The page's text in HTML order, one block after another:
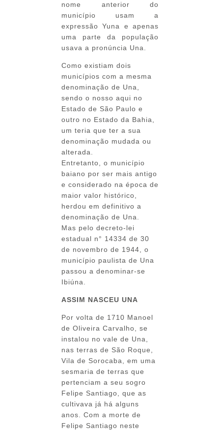
nome anterior do
município usam a
expressão Yuna e apenas
uma parte da população
usava a pronúncia Una.
Como existiam dois
municípios com a mesma
denominação de Una,
sendo o nosso aqui no
Estado de São Paulo e
outro no Estado da Bahia,
um teria que ter a sua
denominação mudada ou
alterada.
Entretanto, o município
baiano por ser mais antigo
e considerado na época de
maior valor histórico,
herdou em definitivo a
denominação de Una.
Mas pelo decreto-lei
estadual n° 14334 de 30
de novembro de 1944, o
município paulista de Una
passou a denominar-se
Ibiúna.
ASSIM NASCEU UNA
Por volta de 1710 Manoel
de Oliveira Carvalho, se
instalou no vale de Una,
nas terras de São Roque,
Vila de Sorocaba, em uma
sesmaria de terras que
pertenciam a seu sogro
Felipe Santiago, que as
cultivava já há alguns
anos. Com a morte de
Felipe Santiago neste